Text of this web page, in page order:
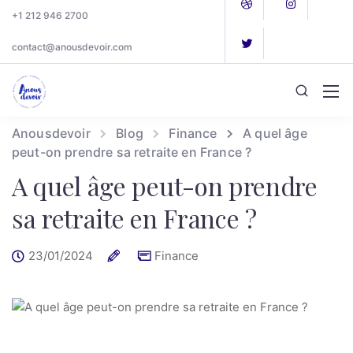
+1 212 946 2700
contact@anousdevoir.com
Anousdevoir Blog Finance
A quel âge
peut-on prendre sa retraite en France ?
A quel âge peut-on prendre
sa retraite en France ?
23/01/2024 Finance